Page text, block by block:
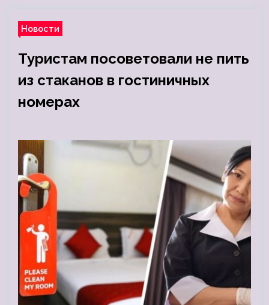
Новости
Туристам посоветовали не пить
из стаканов в гостиничных
номерах